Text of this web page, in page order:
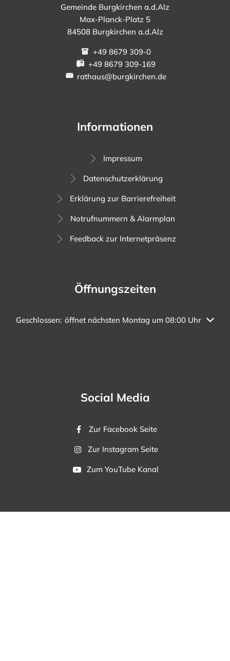
Gemeinde Burgkirchen a.d.Alz
Max-Planck-Platz 5
84508 Burgkirchen a.d.Alz
+49 8679 309-0
+49 8679 309-169
rathaus@burgkirchen.de
Informationen
Impressum
Datenschutzerklärung
Erklärung zur Barrierefreiheit
Notrufnummern & Alarmplan
Feedback zur Internetpräsenz
Öffnungszeiten
Klicken, um weitere Öffnungs- oder Schließzeiten
Geschlossen: öffnet nächsten Montag um 08:00 Uhr
Social Media
Zur Facebook Seite
Zur Instagram Seite
Zum YouTube Kanal